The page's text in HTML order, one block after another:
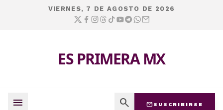
VIERNES, 7 DE AGOSTO DE 2026
ES PRIMERA MX
menu search mail SUSCRIBIRSE